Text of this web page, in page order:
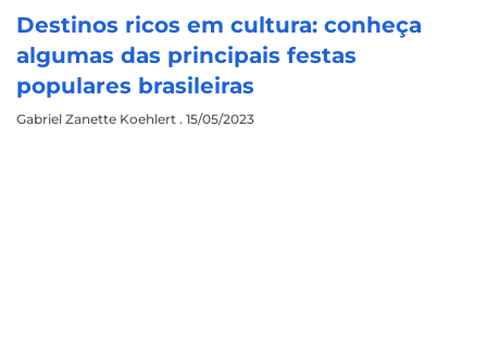
Destinos ricos em cultura: conheça
algumas das principais festas
populares brasileiras
Gabriel Zanette Koehlert 15/05/2023